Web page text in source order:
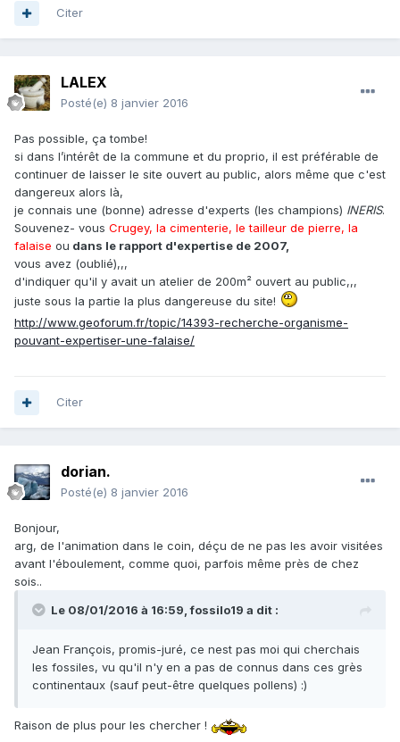
Citer
LALEX
Posté(e) 8 janvier 2016
Pas possible, ça tombe!
si dans l’intérêt de la commune et du proprio, il est préférable de
continuer de laisser le site ouvert au public, alors même que c'est
dangereux alors là,
je connais une (bonne) adresse d'experts (les champions) INERIS.
Souvenez- vous Crugey, la cimenterie, le tailleur de pierre, la
falaise ou dans le rapport d'expertise de 2007,
vous avez (oublié),,,
d'indiquer qu'il y avait un atelier de 200m² ouvert au public,,,
juste sous la partie la plus dangereuse du site!
http://www.geoforum.fr/topic/14393-recherche-organisme-
pouvant-expertiser-une-falaise/
Citer
dorian.
Posté(e) 8 janvier 2016
Bonjour,
arg, de l'animation dans le coin, déçu de ne pas les avoir visitées
avant l'éboulement, comme quoi, parfois même près de chez
sois..
Le 08/01/2016 à 16:59, fossilo19 a dit :
Jean François, promis-juré, ce nest pas moi qui cherchais
les fossiles, vu qu'il n'y en a pas de connus dans ces grès
continentaux (sauf peut-être quelques pollens) :)
Raison de plus pour les chercher !